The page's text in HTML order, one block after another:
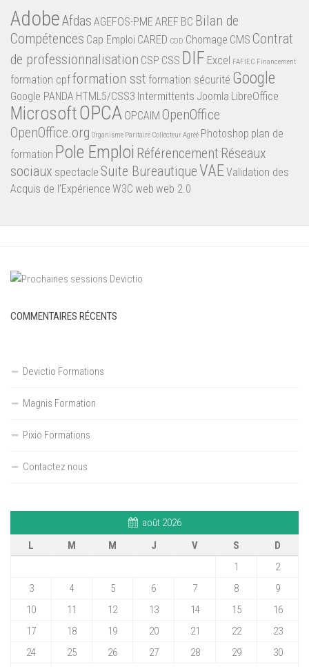
AdobeAfdas AGEFOS-PME AREF BC Bilan de
Compétences Cap Emploi CARED CDD Chomage CMS Contrat
de professionnalisation CSP CSS DIF Excel FAFIEC Financement
formation cpfformation sst formation sécurité Google
Google PANDA HTML5/CSS3 Intermittents Joomla LibreOffice
MicrosoftOPCA OPCAIM OpenOffice
OpenOffice.org Organisme Paritaire Collecteur Agréé Photoshop plan de
formation Pole Emploi Référencement Réseaux
sociaux spectacle Suite BureautiqueVAEValidation des
Acquis de l’Expérience W3C web web 2.0
COMMENTAIRES RÉCENTS
Devictio Formations
Magnis Formation
Pixio Formations
Contactez nous
août 2026
L
M M J V S
D
1
2
3
4 5 6 7 8
9
10
11 12 13 14 15
16
17
18 19 20 21 22
23
24
25 26 27 28 29 30